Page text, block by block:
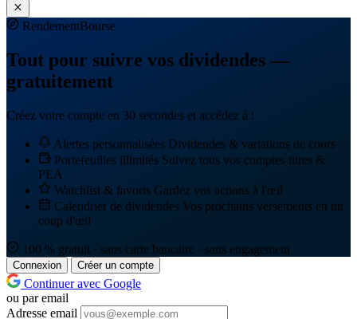
RendementBourse
Tout pour suivre vos dividendes —
gratuitement
Créez votre compte en 30 secondes et accédez à :
Alertes personnalisées Dividendes & variations de cours
Portefeuilles illimités Suivez tous vos comptes titres &
PEA
Watchlist & favoris Gardez vos actions à l'œil
Calendrier de dividendes Vos prochains versements en un
coup d'œil
100 % gratuit · sans carte bancaire · sans engagement
Connexion Créer un compte
Continuer avec Google
ou par email
Adresse email